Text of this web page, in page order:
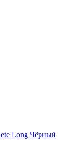
Long Чёрный